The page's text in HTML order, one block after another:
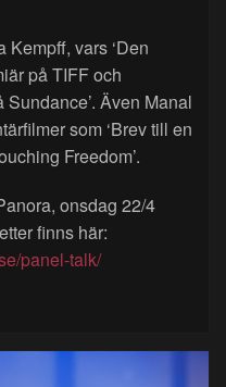
vars ‘Den
på TIFF och
Sundance’. Även Manal
som ‘Brev till en
Freedom’.
onsdag 22/4
finns här:
panel-talk/